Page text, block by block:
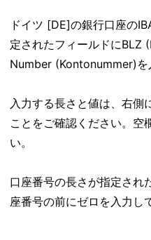
ドイツ [DE]の銀行口座の
定されたフィールドに
Number (Kontonummer)を
入力する長さと値は、右側
ことをご確認ください。空
い。
口座番号の長さが指定され
座番号の前にゼロを入力し